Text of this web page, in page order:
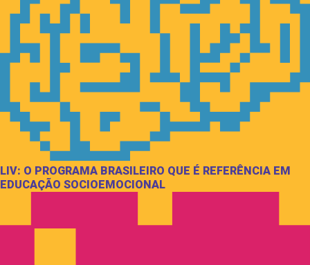
LIV: O PROGRAMA BRASILEIRO QUE É REFERÊNCIA EM
EDUCAÇÃO SOCIOEMOCIONAL